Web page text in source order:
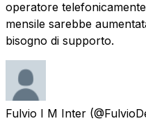
operatore
mensile sarebbe
bisogno di supporto.
Fulvio I M Inter